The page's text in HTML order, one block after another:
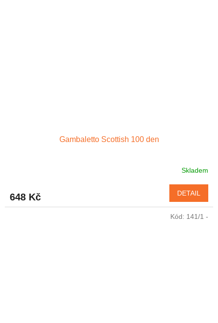
Gambaletto Scottish 100 den
Skladem
648 Kč DETAIL
Kód: 141/1 -